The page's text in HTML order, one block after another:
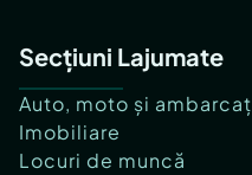
Secțiuni Lajumate
Auto, moto și
Imobiliare
Locuri de muncă